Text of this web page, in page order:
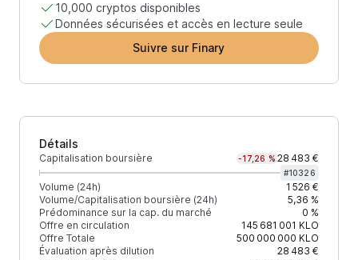
10,000 cryptos disponibles
Données sécurisées et accès en lecture seule
Suivre sur Finary
Détails
Capitalisation boursière -17,26 % 28 483 €
#10326
Volume (24h)
1 526 €
Volume/Capitalisation boursière (24h)
5,36 %
Prédominance sur la cap. du marché
0 %
Offre en circulation
145 681 001 KLO
Offre Totale
500 000 000 KLO
Évaluation après dilution
28 483 €